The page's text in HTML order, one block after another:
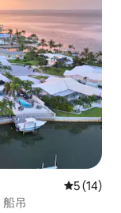
平均评分
5 (14)
吊